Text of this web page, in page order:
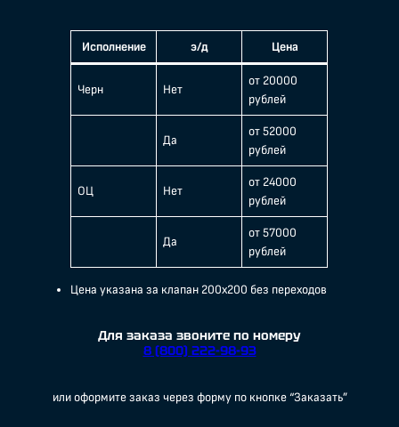
Исполнение э/д Цена
Черн Нет
от 20000
рублей
Да
от 52000
рублей
ОЦ Нет
от 24000
рублей
Да
от 57000
рублей
Цена указана за клапан 200х200 без переходов
Для заказа звоните по номеру
8 (800) 222-98-93
или оформите заказ через форму по кнопке “Заказать”